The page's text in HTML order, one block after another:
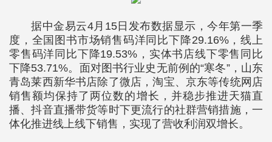
据中金易云4月15日发布数据显示，今年第一季
度，全国图书市场销售码洋同比下降29.16%，线上
零售码洋同比下降19.53%，实体书店线下零售同比
下降53.71%。面对图书行业史无前例的“寒冬”，山东
青岛莱西新华书店除了微店，淘宝、京东等传统网店
销售额均保持了两位数的增长，并稳步推进天猫直
播、抖音直播带货等时下更流行的社群营销措施，一
体化推进线上线下销售，实现了营收利润双增长。